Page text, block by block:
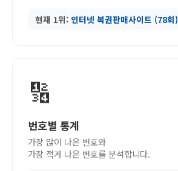
현재 1위: 인터넷 복권판매사이트 (78회)
🔢
번호별 통계
가장 많이 나온 번호와
가장 적게 나온 번호를 분석합니다.